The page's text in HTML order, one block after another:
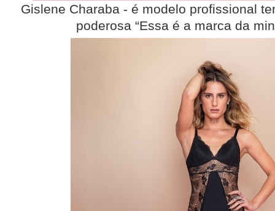
Gislene Charaba - é modelo profissional
poderosa “Essa é a marca da